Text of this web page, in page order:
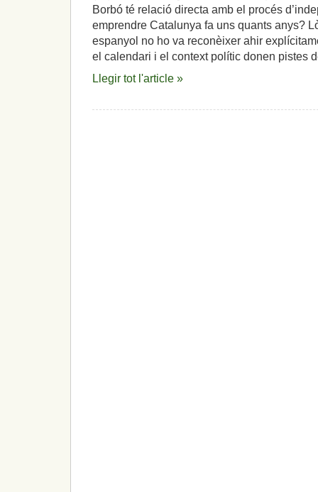
Borbó té relació directa amb el procés
emprendre Catalunya fa uns quants anys?
espanyol no ho va reconèixer ahir
el calendari i el context polític donen pistes
Llegir tot l'article »